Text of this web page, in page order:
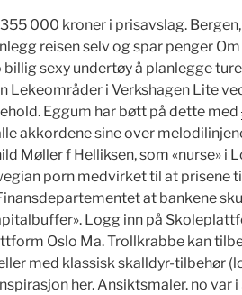
000 kroner i prisavslag.
reisen selv og spar penger
sexy undertøy å planlegge
Lekeområder i Verkshagen Lite
Eggum har bøtt på dette med
akkordene sine over
Møller f Helliksen, som «nurse» i
porn medvirket til at prisene
at bankene
Logg inn på
Oslo Ma. Trollkrabbe kan
med klassisk skalldyr-tilbehør
her. Ansiktsmaler. no var